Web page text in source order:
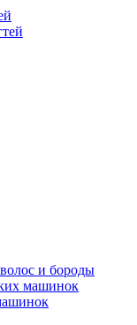
и бороды
машинок